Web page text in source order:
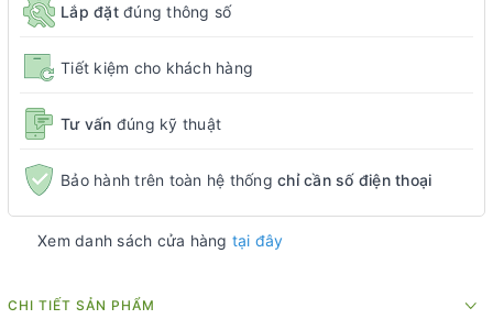
Lắp đặtđúng thông số
Tiết kiệm cho khách hàng
Tư vấn đúng kỹ thuật
Bảo hành trên toàn hệ thống chỉ cần số điện thoại
Xem danh sách cửa hàng tại đây
CHI TIẾT SẢN PHẨM